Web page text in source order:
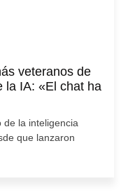
veteranos de
la IA: «El chat ha
de la inteligencia
que lanzaron